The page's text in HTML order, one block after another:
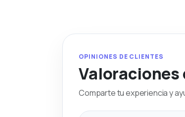
OPINIONES DE CLIENTES
Comparte tu experiencia y